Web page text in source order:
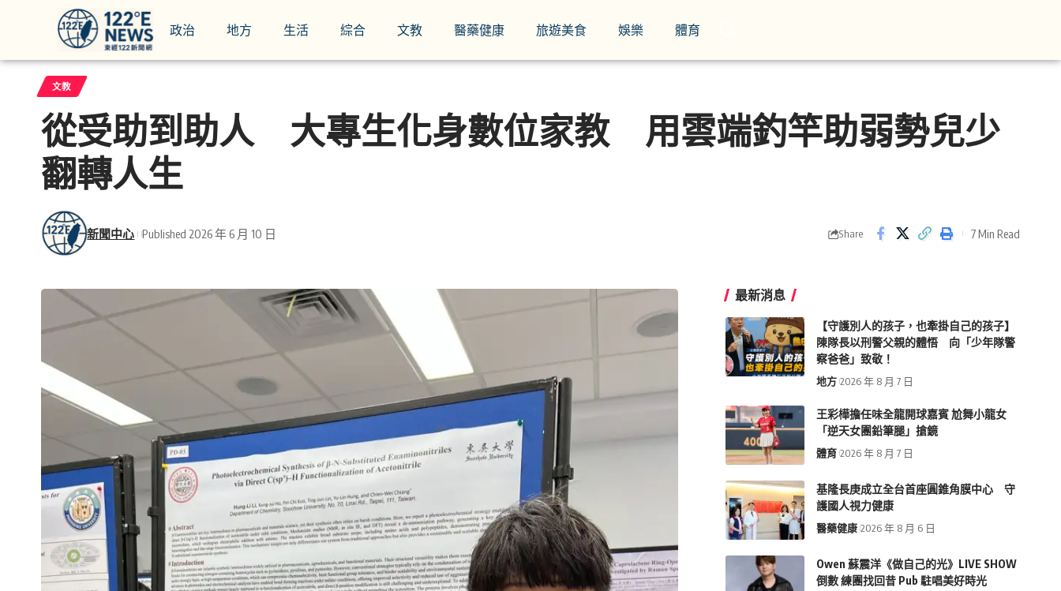
政治 地方 生活 綜合 文教 醫藥健康 旅遊美食 娛樂 體育
文教
從受助到助人 大專生化身數位家教 用雲端釣竿助弱勢兒少
翻轉人生
新聞中心 Published 2026 年 6 月 10 日 Share 7 Min Read
最新消息
【守護別人的孩子，也牽掛自己的孩子】
陳隊長以刑警父親的體悟 向「少年隊警
察爸爸」致敬！
地方 2026 年 8 月 7 日
王彩樺擔任味全龍開球嘉賓 尬舞小龍女
「逆天女團鉛筆腿」搶鏡
體育 2026 年 8 月 7 日
基隆長庚成立全台首座圓錐角膜中心 守
護國人視力健康
醫藥健康 2026 年 8 月 6 日
Owen 蘇震洋《做自己的光》LIVE SHOW
倒數 練團找回昔 Pub 駐唱美好時光